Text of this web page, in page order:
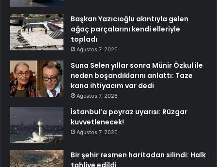
Başkan Yazıcıoğlu akıntıyla gelen
ağaç parçalarını kendi elleriyle
topladı
Ağustos 7, 2026
Suna Selen yıllar sonra Münir Özkul ile
neden boşandıklarını anlattı: Taze
kana ihtiyacım var dedi
Ağustos 7, 2026
İstanbul’a poyraz uyarısı: Rüzgar
kuvvetlenecek!
Ağustos 7, 2026
Bir şehir resmen haritadan silindi: Halk
tahliye edildi